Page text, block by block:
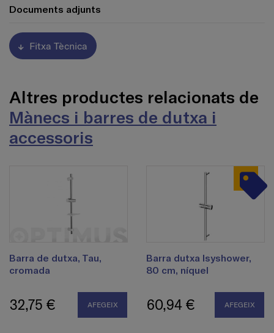
Documents adjunts
Fitxa Tècnica
Altres productes relacionats de
Mànecs i barres de dutxa i
accessoris
Barra de dutxa, Tau,
cromada
32,75 € AFEGEIX
Barra dutxa Isyshower,
80 cm, níquel
60,94 € AFEGEIX